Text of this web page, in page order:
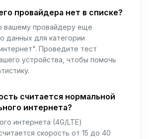
провайдера нет в списке?
вашему провайдеру еще
данных для категории
Проведите тест
устройства, чтобы помочь
считается нормальной
интернета?
интернета (4G/LTE)
скорость от 15 до 40